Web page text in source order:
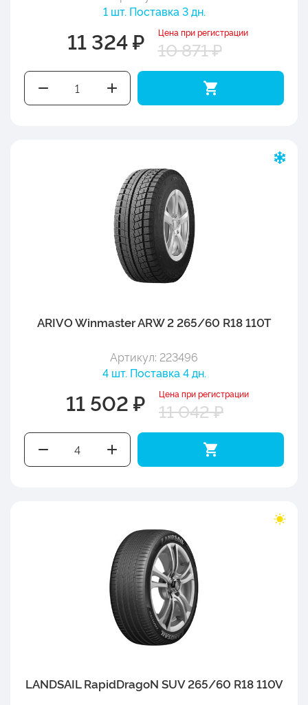
1 шт. Поставка 3 дн.
11 324 ₽ Цена при регистрации
10 871 ₽
ARIVO Winmaster ARW 2 265/60 R18 110T
Артикул: 223496
4 шт. Поставка 4 дн.
11 502 ₽ Цена при регистрации
11 042 ₽
LANDSAIL RapidDragoN SUV 265/60 R18 110V